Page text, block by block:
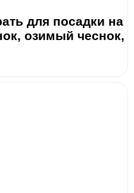
для посадки на
озимый чеснок,